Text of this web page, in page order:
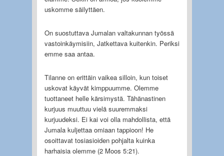
uskomme säilyttäen.
On suostuttava Jumalan valtakunnan työssä
vastoinkäymisiin, Jatkettava kuitenkin. Periksi
emme saa antaa.
Tilanne on erittäin vaikea silloin, kun toiset
uskovat käyvät kimppuumme. Olemme
tuottaneet helle kärsimystä. Tähänastinen
kurjuus muuttuu vielä suuremmaksi
kurjuudeksi. Ei kai voi olla mahdollista, että
Jumala kuljettaa omiaan tappioon! He
osoittavat tosiasioiden pohjalta kuinka
harhaisia olemme (2 Moos 5:21).